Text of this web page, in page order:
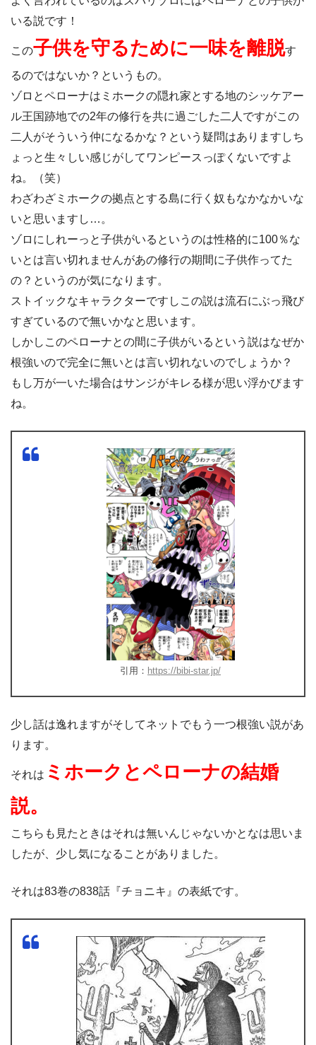
いる説です！
この子供を守るために一味を離脱す
るのではないか？というもの。
ゾロとペローナはミホークの隠れ家とする地のシッケアー
ル王国跡地での2年の修行を共に過ごした二人ですがこの
二人がそういう仲になるかな？という疑問はありますしち
ょっと生々しい感じがしてワンピースっぽくないですよ
ね。（笑）
わざわざミホークの拠点とする島に行く奴もなかなかいな
いと思いますし…。
ゾロにしれーっと子供がいるというのは性格的に100％な
いとは言い切れませんがあの修行の期間に子供作ってた
の？というのが気になります。
ストイックなキャラクターですしこの説は流石にぶっ飛び
すぎているので無いかなと思います。
しかしこのペローナとの間に子供がいるという説はなぜか
根強いので完全に無いとは言い切れないのでしょうか？
もし万が一いた場合はサンジがキレる様が思い浮かびます
ね。
引用： https://bibi-star.jp/
少し話は逸れますがそしてネットでもう一つ根強い説があ
ります。
それは ミホークとペローナの結婚
説。
こちらも見たときはそれは無いんじゃないかとなは思いま
したが、少し気になることがありました。
それは83巻の838話『チョニキ』の表紙です。